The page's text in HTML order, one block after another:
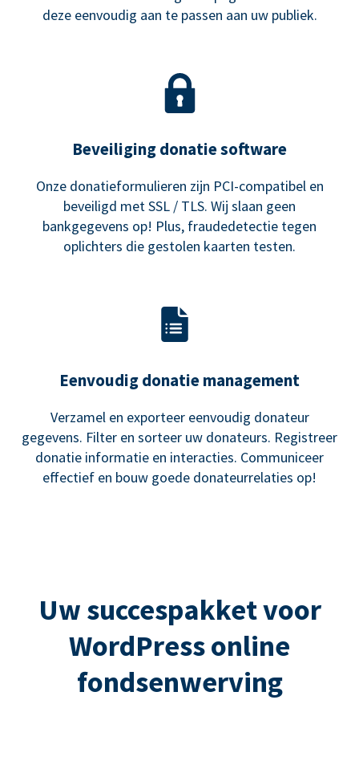
deze eenvoudig aan te passen aan uw publiek.
Beveiliging donatie software
Onze donatieformulieren zijn PCI-compatibel en
beveiligd met SSL / TLS. Wij slaan geen
bankgegevens op! Plus, fraudedetectie tegen
oplichters die gestolen kaarten testen.
Eenvoudig donatie management
Verzamel en exporteer eenvoudig donateur
gegevens. Filter en sorteer uw donateurs. Registreer
donatie informatie en interacties. Communiceer
effectief en bouw goede donateurrelaties op!
Uw succespakket voor
WordPress online
fondsenwerving